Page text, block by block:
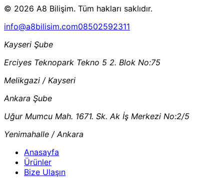
© 2026 A8 Bilişim. Tüm hakları saklıdır.
info@a8bilisim.com08502592311
Kayseri Şube
Erciyes Teknopark Tekno 5 2. Blok No:75
Melikgazi / Kayseri
Ankara Şube
Uğur Mumcu Mah. 1671. Sk. Ak İş Merkezi No:2/5
Yenimahalle / Ankara
Anasayfa
Ürünler
Bize Ulaşın